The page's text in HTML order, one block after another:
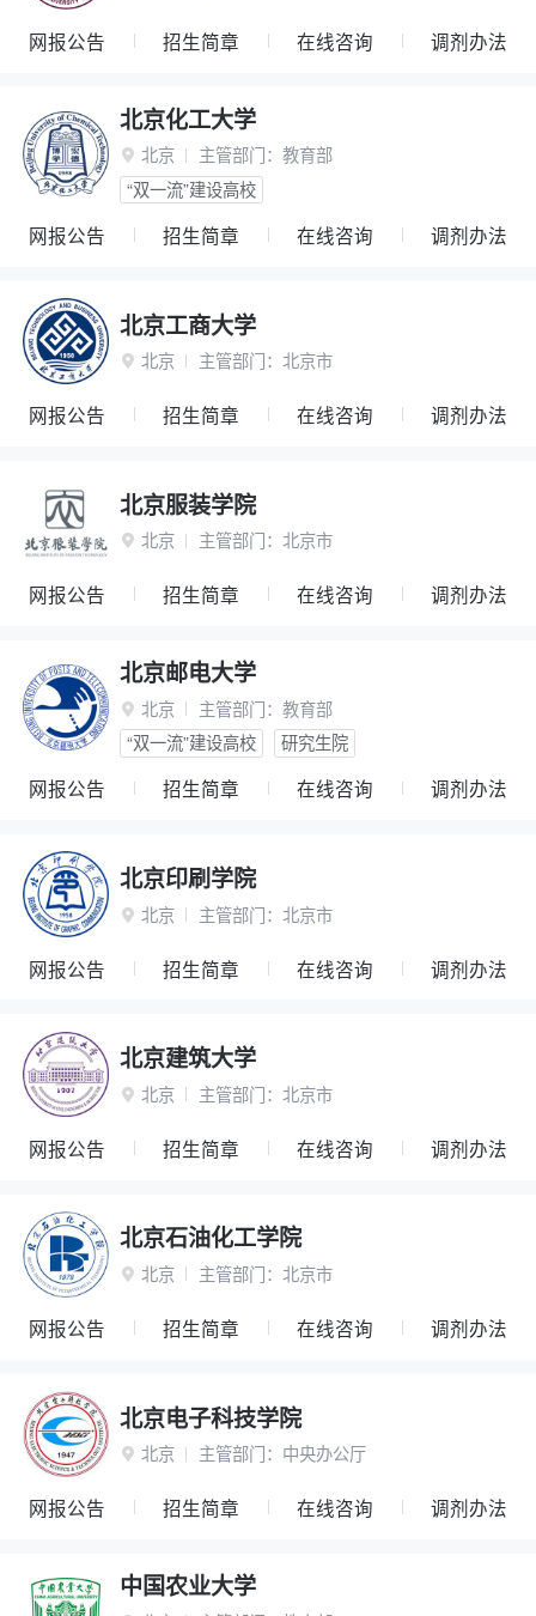
网报公告 招生简章 在线咨询 调剂办法
北京化工大学
 北京 主管部门： 教育部
“双一流”建设高校
网报公告 招生简章 在线咨询 调剂办法
北京工商大学
 北京 主管部门： 北京市
网报公告 招生简章 在线咨询 调剂办法
北京服装学院
 北京 主管部门： 北京市
网报公告 招生简章 在线咨询 调剂办法
北京邮电大学
 北京 主管部门： 教育部
“双一流”建设高校
研究生院
网报公告 招生简章 在线咨询 调剂办法
北京印刷学院
 北京 主管部门： 北京市
网报公告 招生简章 在线咨询 调剂办法
北京建筑大学
 北京 主管部门： 北京市
网报公告 招生简章 在线咨询 调剂办法
北京石油化工学院
 北京 主管部门： 北京市
网报公告 招生简章 在线咨询 调剂办法
北京电子科技学院
 北京 主管部门： 中央办公厅
网报公告 招生简章 在线咨询 调剂办法
中国农业大学